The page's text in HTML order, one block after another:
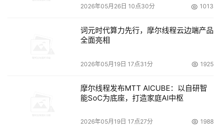
2026年05月26日 10点30分 1013
词元时代算力先行，摩尔线程云边端产品
全面亮相
2026年05月19日 17点31分 1925
摩尔线程发布MTT AICUBE：以自研智
能SoC为底座，打造家庭AI中枢
2026年05月19日 17点27分 1988